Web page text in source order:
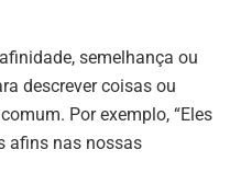
semelhança ou
descrever coisas ou
Por exemplo, “Eles
afins nas nossas